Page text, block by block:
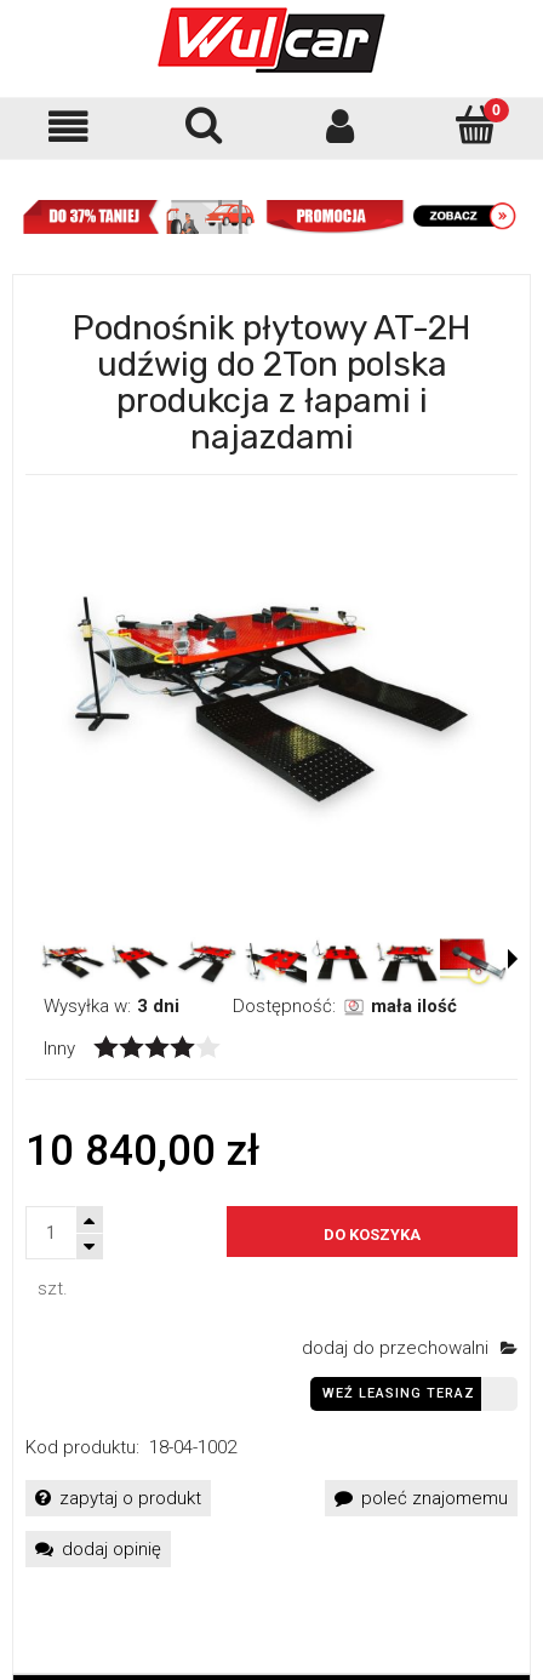
Podnośnik płytowy AT-2H
udźwig do 2Ton polska
produkcja z łapami i
najazdami
Wysyłka w: 3 dni Dostępność:
mała ilość
Inny
10 840,00 zł
szt.
DO KOSZYKA
dodaj do przechowalni
WEŹ LEASING TERAZ
Kod produktu: 18-04-1002
zapytaj o produkt poleć znajomemu
dodaj opinię